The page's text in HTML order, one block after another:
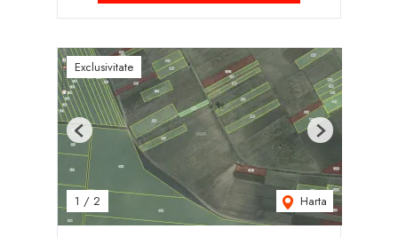
Exclusivitate
1 / 2 Harta
Previous Next